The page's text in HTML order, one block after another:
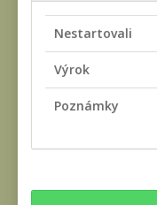
Nestartovali
Výrok
Poznámky